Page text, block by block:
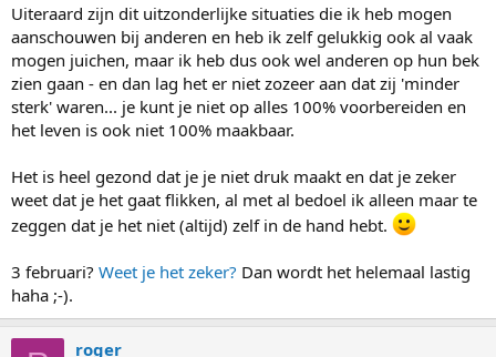
Uiteraard zijn dit uitzonderlijke situaties die ik heb mogen
aanschouwen bij anderen en heb ik zelf gelukkig ook al vaak
mogen juichen, maar ik heb dus ook wel anderen op hun bek
zien gaan - en dan lag het er niet zozeer aan dat zij 'minder
sterk' waren... je kunt je niet op alles 100% voorbereiden en
het leven is ook niet 100% maakbaar.
Het is heel gezond dat je je niet druk maakt en dat je zeker
weet dat je het gaat flikken, al met al bedoel ik alleen maar te
zeggen dat je het niet (altijd) zelf in de hand hebt.
3 februari? Weet je het zeker? Dan wordt het helemaal lastig
haha ;-).
roger